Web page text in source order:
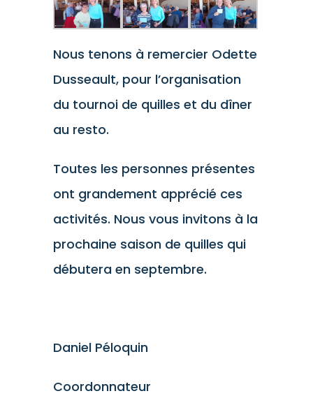
Nous tenons à remercier Odette
Dusseault, pour l’organisation
du tournoi de quilles et du dîner
au resto.
Toutes les personnes présentes
ont grandement apprécié ces
activités. Nous vous invitons à la
prochaine saison de quilles qui
débutera en septembre.
Daniel Péloquin
Coordonnateur